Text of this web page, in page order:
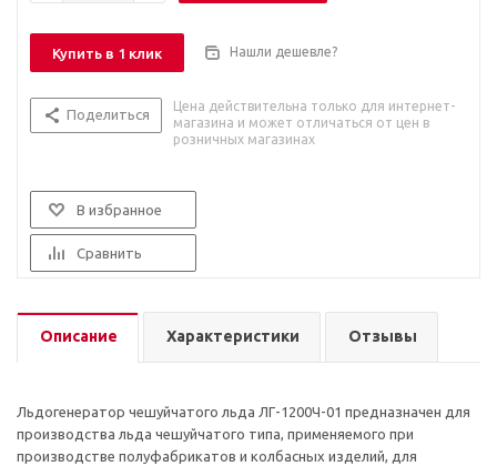
Купить в 1 клик Нашли дешевле?
Поделиться
Цена действительна только для интернет-
магазина и может отличаться от цен в
розничных магазинах
В избранное
Сравнить
Описание Характеристики Отзывы
Льдогенератор чешуйчатого льда ЛГ-1200Ч-01 предназначен для
производства льда чешуйчатого типа, применяемого при
производстве полуфабрикатов и колбасных изделий, для